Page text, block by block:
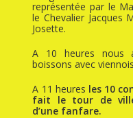
représentée par le
le Chevalier Jacques
Josette.
A 10 heures nous
boissons avec
A 11 heures les 10
fait le tour de
d’une fanfare.